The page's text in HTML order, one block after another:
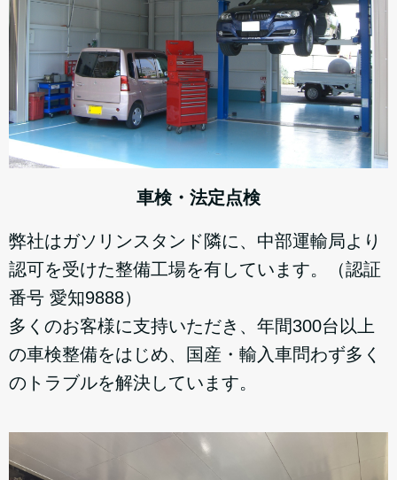
車検・法定点検
弊社はガソリンスタンド隣に、中部運輸局より
認可を受けた整備工場を有しています。（認証
番号 愛知9888）
多くのお客様に支持いただき、年間300台以上
の車検整備をはじめ、国産・輸入車問わず多く
のトラブルを解決しています。